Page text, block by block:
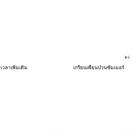
เวลาเพิ่มเติม เกรียนเพี้ยนป่วนซัมเมอร์